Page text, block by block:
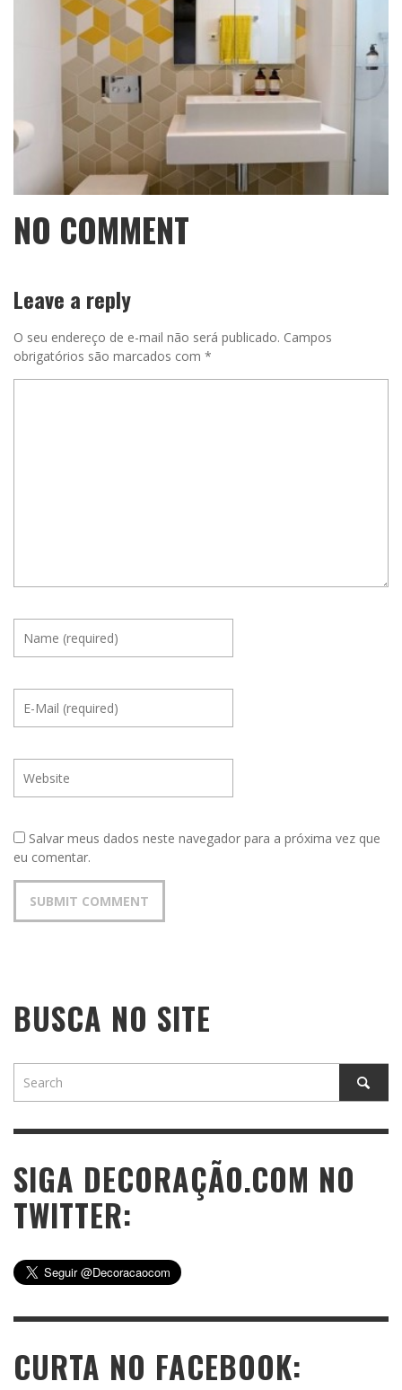
NO COMMENT
Leave a reply
O seu endereço de e-mail não será publicado. Campos
obrigatórios são marcados com *
Salvar meus dados neste navegador para a próxima vez que
eu comentar.
BUSCA NO SITE
SIGA DECORAÇÃO.COM NO
TWITTER:
CURTA NO FACEBOOK: